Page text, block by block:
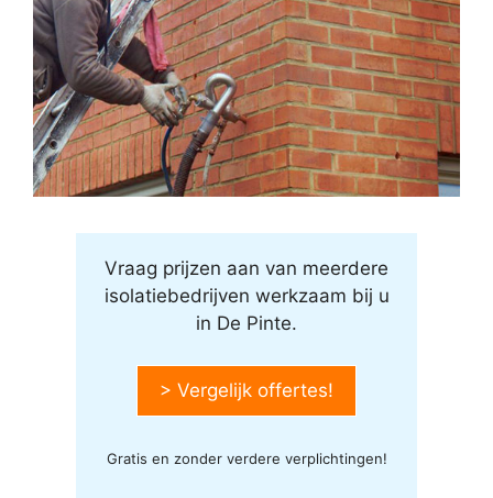
Vraag prijzen aan van meerdere
isolatiebedrijven werkzaam bij u
in De Pinte.
> Vergelijk offertes!
Gratis en zonder verdere verplichtingen!